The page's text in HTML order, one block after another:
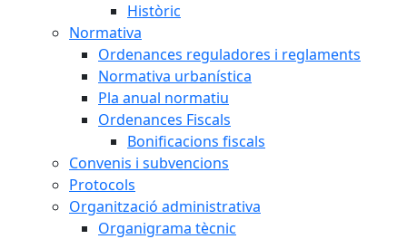
Històric
Normativa
Ordenances reguladores i reglaments
Normativa urbanística
Pla anual normatiu
Ordenances Fiscals
Bonificacions fiscals
Convenis i subvencions
Protocols
Organització administrativa
Organigrama tècnic